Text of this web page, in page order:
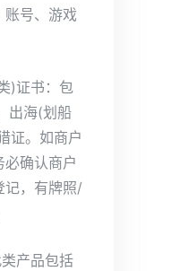
账号、游戏
)证书：包
出海(划船
证。如商户
必确认商户
记，有牌照/
产品包括